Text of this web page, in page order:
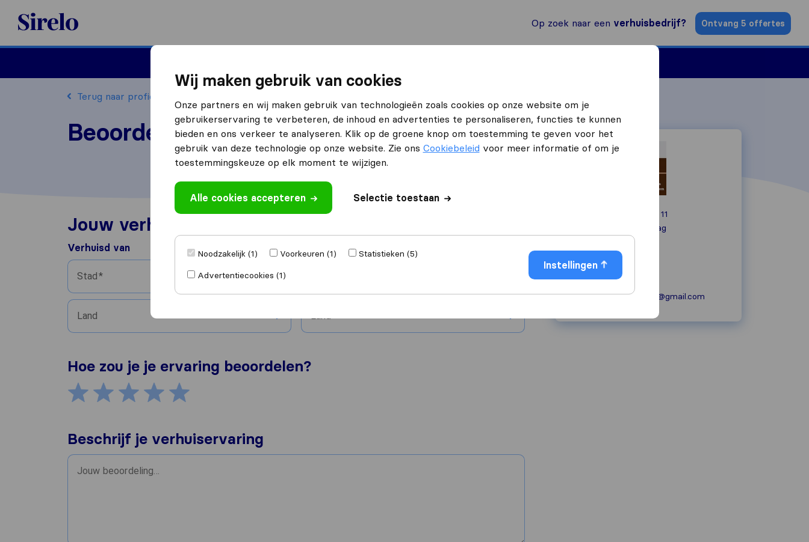
Sirelo.nl
Op zoek naar een verhuisbedrijf? Ontvang 5 offertes
Terug naar profiel
Beoordeel Meubelexpress
Jouw verhuiservaring
Verhuisd van
Stad
Land
Verhuisd naar
Land
Hoe zou je je ervaring beoordelen?
Beschrijf je verhuiservaring
Ganzenplantsoen 11
Den Haag
06 22006578
meubelexpressnl@gmail.com
Wij maken gebruik van cookies
Onze partners en wij maken gebruik van technologieën zoals cookies op onze website om je
gebruikerservaring te verbeteren, de inhoud en advertenties te personaliseren, functies te kunnen
bieden en ons verkeer te analyseren. Klik op de groene knop om toestemming te geven voor het
gebruik van deze technologie op onze website. Zie ons Cookiebeleid voor meer informatie of om je
toestemmingskeuze op elk moment te wijzigen.
Alle cookies accepteren Selectie toestaan
Noodzakelijk (1) Voorkeuren (1)
Statistieken (5)
Advertentiecookies (1)
Instellingen